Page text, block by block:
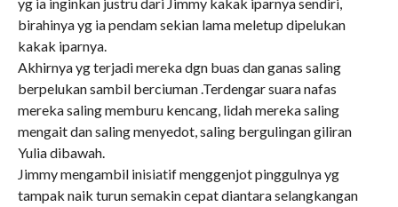
yg ia inginkan justru dari Jimmy kakak iparnya sendiri,
birahinya yg ia pendam sekian lama meletup dipelukan
kakak iparnya.
Akhirnya yg terjadi mereka dgn buas dan ganas saling
berpelukan sambil berciuman .Terdengar suara nafas
mereka saling memburu kencang, lidah mereka saling
mengait dan saling menyedot, saling bergulingan giliran
Yulia dibawah.
Jimmy mengambil inisiatif menggenjot pinggulnya yg
tampak naik turun semakin cepat diantara selangkangan